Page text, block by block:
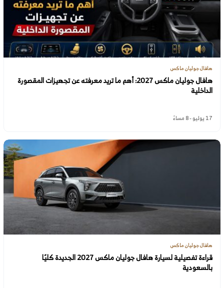
هافال جوليان ماكس
هافال جوليان ماكس 2027: أهم ما تريد معرفته عن تجهيزات المقصورة
الداخلية
17 يوليو - 8 مساءً
هافال جوليان ماكس
قراءة تفصيلية لسيارة هافال جوليان ماكس 2027 الجديدة كليًا
بالسعودية